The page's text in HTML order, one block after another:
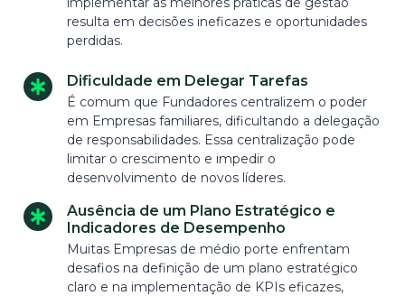
resulta em decisões ineficazes e oportunidades
perdidas.
Dificuldade em Delegar Tarefas
É comum que Fundadores centralizem o poder
em Empresas familiares, dificultando a delegação
de responsabilidades. Essa centralização pode
limitar o crescimento e impedir o
desenvolvimento de novos líderes.
Ausência de um Plano Estratégico e
Indicadores de Desempenho
Muitas Empresas de médio porte enfrentam
desafios na definição de um plano estratégico
claro e na implementação de KPIs eficazes,